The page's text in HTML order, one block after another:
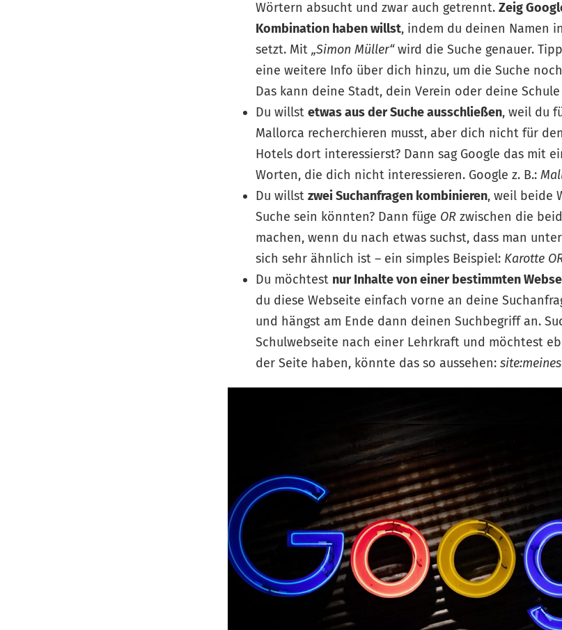
Wörtern absucht und zwar auch getrennt. Zeig
Kombination haben willst, indem du deinen Namen
setzt. Mit „Simon Müller“wird die Suche genauer.
eine weitere Info über dich hinzu, um die Suche
Das kann deine Stadt, dein Verein oder deine
Du willst etwas aus der Suche ausschließen, weil du
Mallorca recherchieren musst, aber dich nicht für
Hotels dort interessierst? Dann sag Google das mit
Worten, die dich nicht interessieren. Google z. B.:
Du willst zwei Suchanfragen kombinieren, weil beide
Suche sein könnten? Dann füge OR zwischen die
machen, wenn du nach etwas suchst, dass man
sich sehr ähnlich ist – ein simples Beispiel: Karotte
Du möchtest nur Inhalte von einer bestimmten
du diese Webseite einfach vorne an deine
und hängst am Ende dann deinen Suchbegriff an.
Schulwebseite nach einer Lehrkraft und möchtest
der Seite haben, könnte das so aussehen: